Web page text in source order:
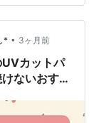
されてしまっ
ので参考に
* • 3ヶ月前
UVカットパ
ないおす